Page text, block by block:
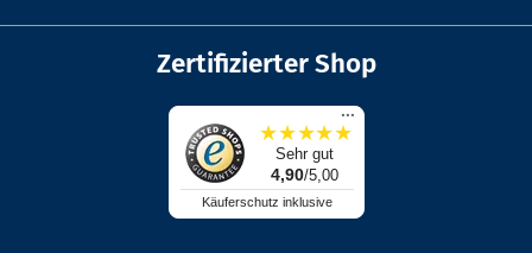
Zertifizierter Shop
...
★★★★★
Sehr gut
4,90/5,00
Käuferschutz inklusive